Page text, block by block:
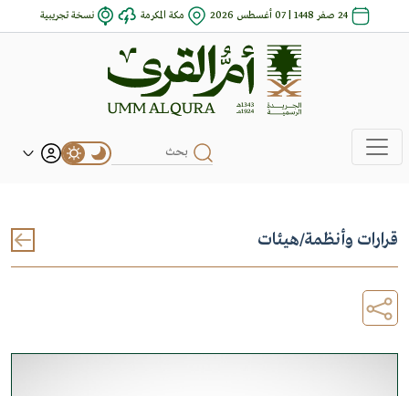
24 صفر 1448 | 07 أغسطس 2026 مكة المكرمة نسخة تجريبية
قرارات وأنظمة/هيئات